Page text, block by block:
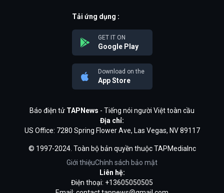
Tải ứng dụng :
GET IT ON
Google Play
Download on the
App Store
Báo điện tử TAPNews - Tiếng nói người Việt toàn cầu
Địa chỉ:
US Office: 7280 Spring Flower Ave, Las Vegas, NV 89117
© 1997-2024. Toàn bộ bản quyền thuộc TAPMediaInc
Giới thiệuChính sách bảo mật
Liên hệ:
Điện thoại: +13605050505